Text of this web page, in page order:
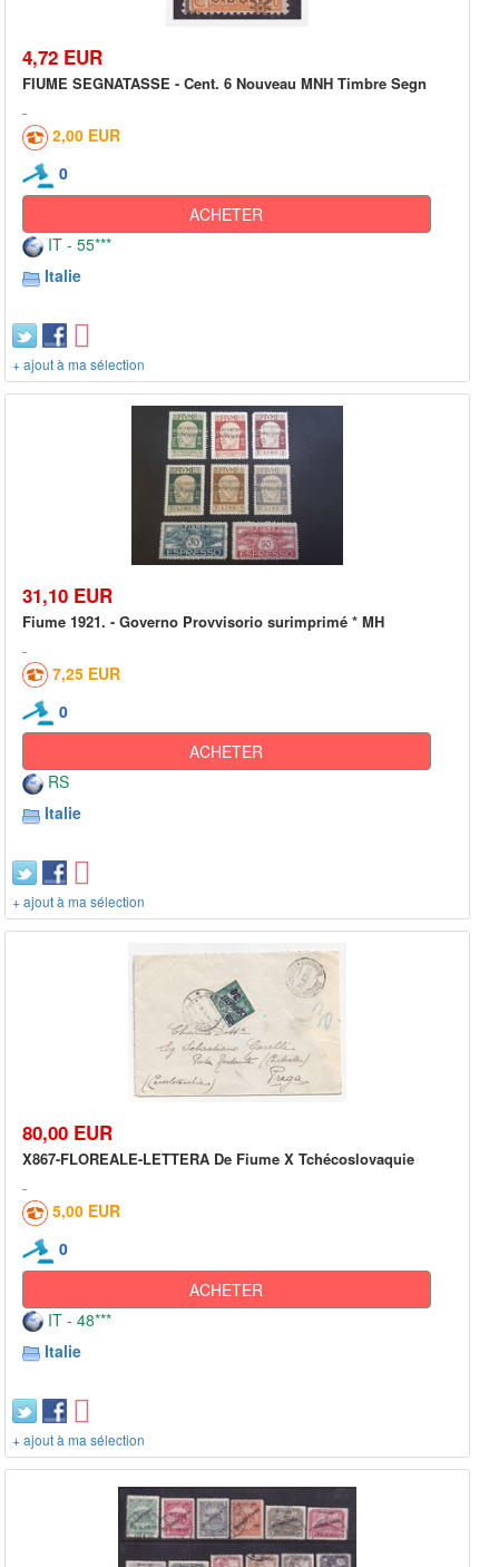
4,72 EUR
FIUME SEGNATASSE - Cent. 6 Nouveau MNH Timbre Segn
2,00 EUR
0
ACHETER
IT - 55***
Italie
+ ajout à ma sélection
31,10 EUR
Fiume 1921. - Governo Provvisorio surimprimé * MH
7,25 EUR
0
ACHETER
RS
Italie
+ ajout à ma sélection
80,00 EUR
X867-FLOREALE-LETTERA De Fiume X Tchécoslovaquie
5,00 EUR
0
ACHETER
IT - 48***
Italie
+ ajout à ma sélection